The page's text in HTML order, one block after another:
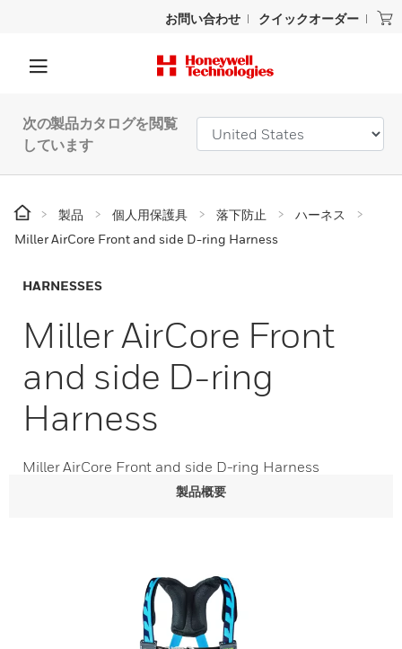
お問い合わせ クイックオーダー
次の製品カタログを閲覧
しています
製品 個人用保護具 落下防止
ハーネス
Miller AirCore Front and side D-ring Harness
HARNESSES
Miller AirCore Front
and side D-ring
Harness
Miller AirCore Front and side D-ring Harness
製品概要